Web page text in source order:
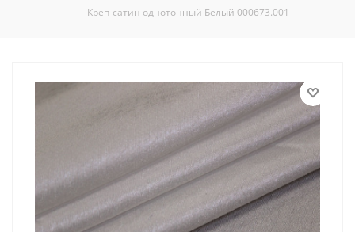
- Креп-сатин однотонный Белый 000673.001